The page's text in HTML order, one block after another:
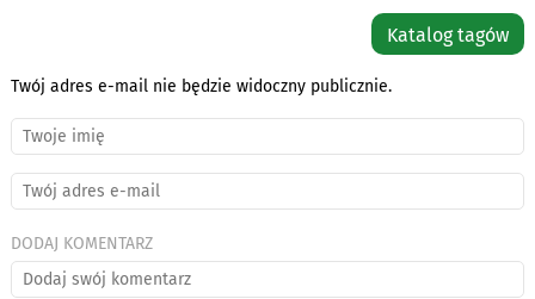
Katalog tagów
Twój adres e-mail nie będzie widoczny publicznie.
DODAJ KOMENTARZ